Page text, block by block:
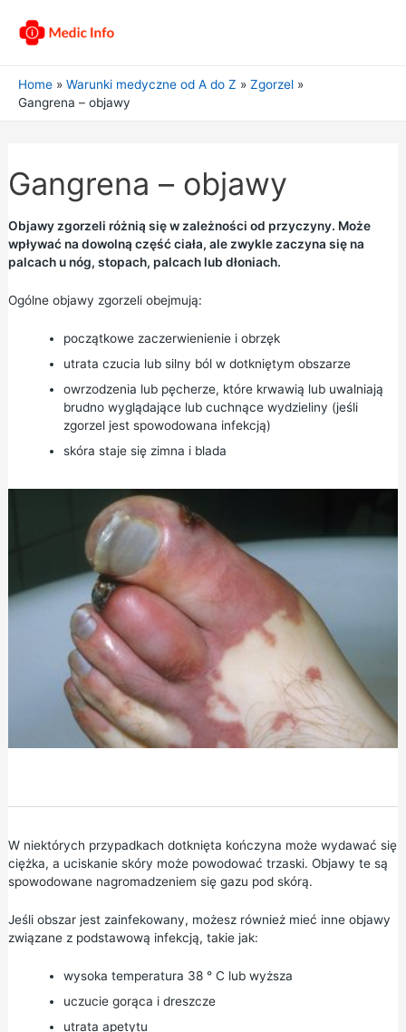
Home Warunki medyczne od A do Z
Zgorzel
Gangrena – objawy
Gangrena – objawy
Objawy zgorzeli różnią się w zależności od przyczyny. Może
wpływać na dowolną część ciała, ale zwykle zaczyna się na
palcach u nóg, stopach, palcach lub dłoniach.
Ogólne objawy zgorzeli obejmują:
początkowe zaczerwienienie i obrzęk
utrata czucia lub silny ból w dotkniętym obszarze
owrzodzenia lub pęcherze, które krwawią lub uwalniają
brudno wyglądające lub cuchnące wydzieliny (jeśli
zgorzel jest spowodowana infekcją)
skóra staje się zimna i blada
W niektórych przypadkach dotknięta kończyna może wydawać się
ciężka, a uciskanie skóry może powodować trzaski. Objawy te są
spowodowane nagromadzeniem się gazu pod skórą.
Jeśli obszar jest zainfekowany, możesz również mieć inne objawy
związane z podstawową infekcją, takie jak:
wysoka temperatura 38 ° C lub wyższa
uczucie gorąca i dreszcze
utrata apetytu